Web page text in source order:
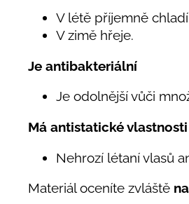
V létě příjemně
V zimě hřeje.
Je antibakteriální
Je odolnější vůči
Má antistatické vlastnosti
Nehrozí létaní vlasů
Materiál oceníte zvláště